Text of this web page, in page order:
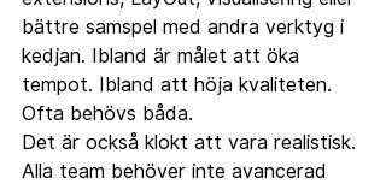
bättre samspel med andra verktyg i
kedjan. Ibland är målet att öka
tempot. Ibland att höja kvaliteten.
Ofta behövs båda.
Det är också klokt att vara realistisk.
Alla team behöver inte avancerad